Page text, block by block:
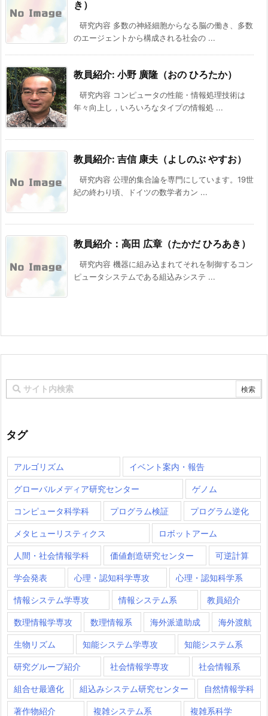
き）
研究内容 多数の神経細胞からなる脳の働き、多数
のエージェントから構成される社会の ...
教員紹介: 小野 廣隆（おの ひろたか）
研究内容 コンピュータの性能・情報処理技術は
年々向上し，いろいろなタイプの情報処 ...
教員紹介: 吉信 康夫（よしのぶ やすお）
研究内容 公理的集合論を専門にしています。19世
紀の終わり頃、ドイツの数学者カン ...
教員紹介：高田 広章（たかだ ひろあき）
研究内容 機器に組み込まれてそれを制御するコン
ピュータシステムである組込みシステ ...
タグ
アルゴリズム イベント案内・報告
グローバルメディア研究センター ゲノム
コンピュータ科学科 プログラム検証 プログラム逆化
メタヒューリスティクス ロボットアーム
人間・社会情報学科 価値創造研究センター 可逆計算
学会発表 心理・認知科学専攻 心理・認知科学系
情報システム学専攻 情報システム系 教員紹介
数理情報学専攻 数理情報系 海外派遣助成 海外渡航
生物リズム 知能システム学専攻 知能システム系
研究グループ紹介 社会情報学専攻 社会情報系
組合せ最適化 組込みシステム研究センター 自然情報学科
著作物紹介 複雑システム系 複雑系科学